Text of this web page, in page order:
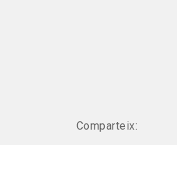
Comparteix: